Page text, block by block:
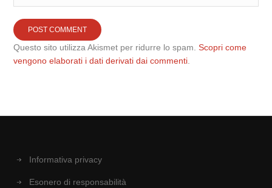
Questo sito utilizza Akismet per ridurre lo spam.Scopri come
vengono elaborati i dati derivati dai commenti.
Informativa privacy
Esonero di responsabilità